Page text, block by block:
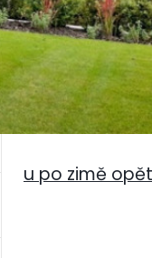
po zimě